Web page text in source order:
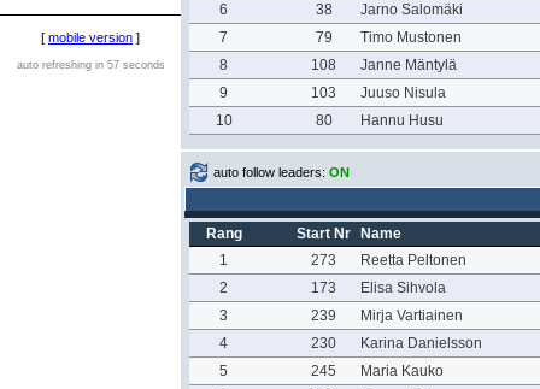
[ mobile version ]
auto refreshing in 57 seconds
6
38
Jarno Salomäki
7
79
Timo Mustonen
8
108
Janne Mäntylä
9
103
Juuso Nisula
10
80 Hannu Husu
auto follow leaders: ON
Rang Start Nr
Name
1
273
Reetta Peltonen
2
173
Elisa Sihvola
3
239
Mirja Vartiainen
4
230
Karina Danielsson
5
245
Maria Kauko